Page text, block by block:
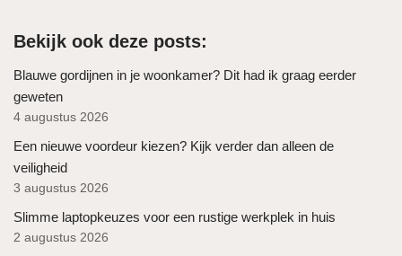
Bekijk ook deze posts:
Blauwe gordijnen in je woonkamer? Dit had ik graag eerder
geweten
4 augustus 2026
Een nieuwe voordeur kiezen? Kijk verder dan alleen de
veiligheid
3 augustus 2026
Slimme laptopkeuzes voor een rustige werkplek in huis
2 augustus 2026